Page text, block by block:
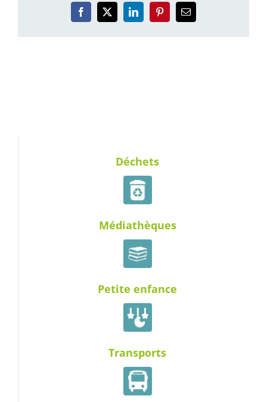
Facebook
X LinkedInPinterestEmail
Déchets
Médiathèques
Petite enfance
Transports